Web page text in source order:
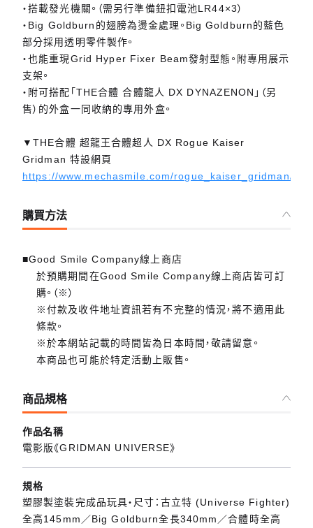
・搭載發光機關。（需另行準備鈕扣電池LR44×3）
・Big Goldburn的翅膀為燙金處理。Big Goldburn的藍色
部分採用透明零件製作。
・也能重現Grid Hyper Fixer Beam發射型態。附專用展示
支架。
・附可搭配「THE合體 合體龍人 DX DYNAZENON」（另
售）的外盒一同收納的專用外盒。
▼THE合體 超龍王合體超人 DX Rogue Kaiser
Gridman 特設網頁
https://www.mechasmile.com/rogue_kaiser_gridman/zh/
購買方法
■Good Smile Company線上商店
於預購期間在Good Smile Company線上商店皆可訂
購。（※）
※付款及收件地址資訊若有不完整的情況，將不適用此
條款。
※於本網站記載的時間皆為日本時間，敬請留意。
本商品也可能於特定活動上販售。
商品規格
作品名稱
電影版《GRIDMAN UNIVERSE》
規格
塑膠製塗裝完成品玩具・尺寸：古立特 (Universe Fighter)
全高145mm／Big Goldburn全長340mm／合體時全高